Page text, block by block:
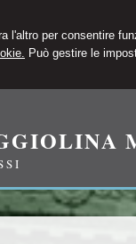
l'altro per consentire
Può gestire le